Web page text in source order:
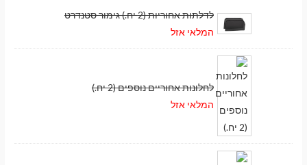
לדלתות אחוריות (2 יח.) גימור סטנדרט
המלאי אזל
לחלונות אחוריים נוספים (2 יח.)
המלאי אזל